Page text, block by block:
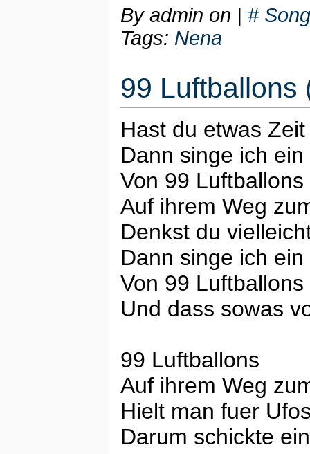
By admin on
#
Tags: Nena
99 Luftballons
Hast du etwas
Dann singe ich
Von 99 Luftballons
Auf ihrem Weg
Denkst du
Dann singe ich
Von 99 Luftballons
Und dass sowas
99 Luftballons
Auf ihrem Weg
Hielt man fuer
Darum schickte